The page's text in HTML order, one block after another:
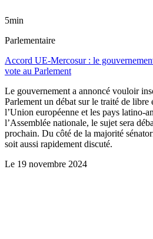
5min
Parlementaire
Accord UE-Mercosur : le
vote au Parlement
Le gouvernement a annoncé vouloir
Parlement un débat sur le traité de libre
l’Union européenne et les pays latino-
l’Assemblée nationale, le sujet sera
prochain. Du côté de la majorité
soit aussi rapidement discuté.
Le 19 novembre 2024